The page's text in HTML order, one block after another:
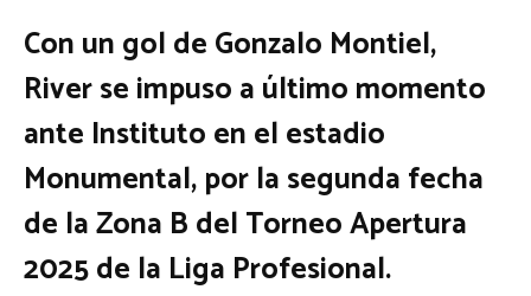
Con un gol de Gonzalo Montiel,
River se impuso a último momento
ante Instituto en el estadio
Monumental, por la segunda fecha
de la Zona B del Torneo Apertura
2025 de la Liga Profesional.